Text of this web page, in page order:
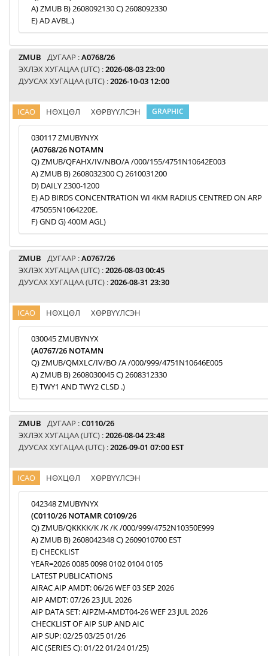
A) ZMUB B) 2608092130 C) 2608092330
E) AD AVBL.)
ZMUB ДУГААР :A0768/26
ЭХЛЭХ ХУГАЦАА (UTC) :2026-08-03 23:00
ДУУСАХ ХУГАЦАА (UTC) :2026-10-03 12:00
ICAO НӨХЦӨЛ ХӨРВҮҮЛСЭН GRAPHIC
030117 ZMUBYNYX
(A0768/26 NOTAMN
Q) ZMUB/QFAHX/IV/NBO/A /000/155/4751N10642E003
A) ZMUB B) 2608032300 C) 2610031200
D) DAILY 2300-1200
E) AD BIRDS CONCENTRATION WI 4KM RADIUS CENTRED ON ARP
475055N1064220E.
F) GND G) 400M AGL)
ZMUB ДУГААР :A0767/26
ЭХЛЭХ ХУГАЦАА (UTC) :2026-08-03 00:45
ДУУСАХ ХУГАЦАА (UTC) :2026-08-31 23:30
ICAO НӨХЦӨЛ ХӨРВҮҮЛСЭН
030045 ZMUBYNYX
(A0767/26 NOTAMN
Q) ZMUB/QMXLC/IV/BO /A /000/999/4751N10646E005
A) ZMUB B) 2608030045 C) 2608312330
E) TWY1 AND TWY2 CLSD .)
ZMUB ДУГААР :C0110/26
ЭХЛЭХ ХУГАЦАА (UTC) :2026-08-04 23:48
ДУУСАХ ХУГАЦАА (UTC) :2026-09-01 07:00 EST
ICAO НӨХЦӨЛ ХӨРВҮҮЛСЭН
042348 ZMUBYNYX
(C0110/26 NOTAMR C0109/26
Q) ZMUB/QKKKK/K /K /K /000/999/4752N10350E999
A) ZMUB B) 2608042348 C) 2609010700 EST
E) CHECKLIST
YEAR=2026 0085 0098 0102 0104 0105
LATEST PUBLICATIONS
AIRAC AIP AMDT: 06/26 WEF 03 SEP 2026
AIP AMDT: 07/26 23 JUL 2026
AIP DATA SET: AIPZM-AMDT04-26 WEF 23 JUL 2026
CHECKLIST OF AIP SUP AND AIC
AIP SUP: 02/25 03/25 01/26
AIC (SERIES C): 01/22 01/24 01/25)